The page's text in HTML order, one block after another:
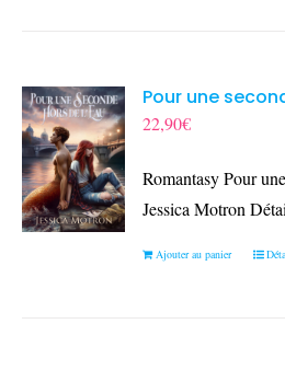
Pour une
22,90€
Romantasy Pour
Jessica Motron
Ajouter au panier